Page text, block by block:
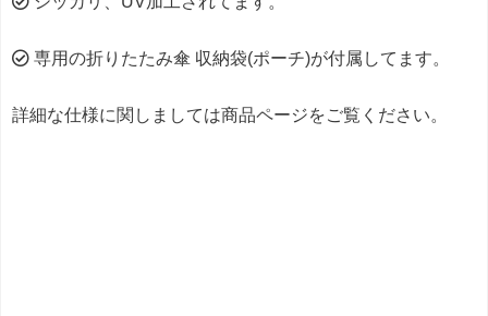
専用の折りたたみ傘 収納袋(ポーチ)が付属してます。
詳細な仕様に関しましては商品ページをご覧ください。